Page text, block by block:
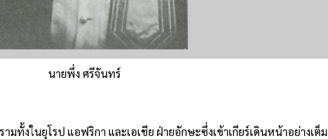
นายพึ่ง ศรีจันทร์
มทั้งในยุโรป แอฟริกา และเอเชีย ฝ่ายอักษะซึ่งเข้าเกียร์เดินหน้าอย่างเต็ม